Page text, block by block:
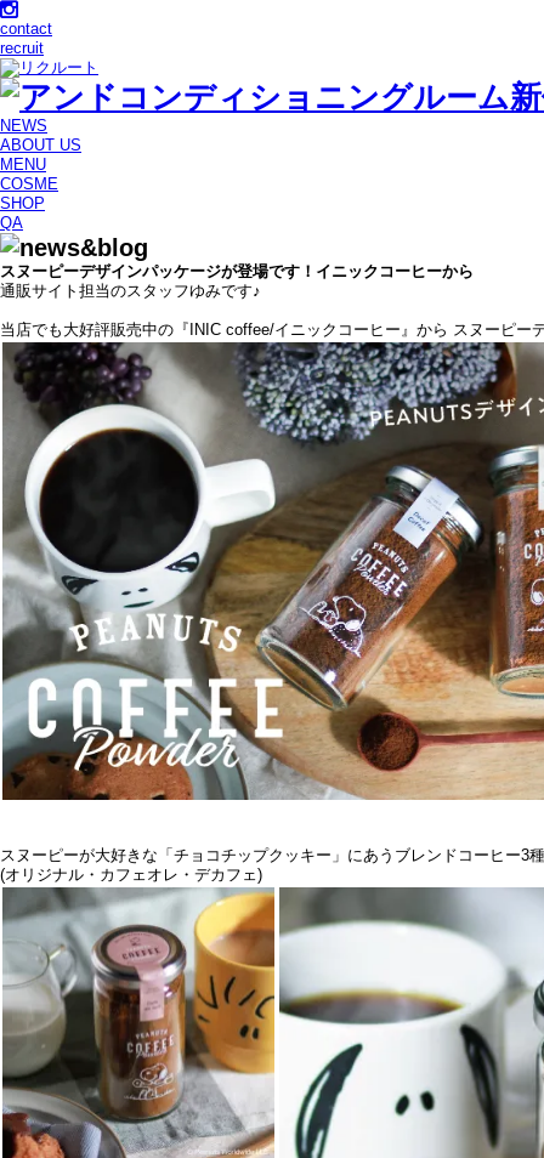
contact
recruit
NEWS
ABOUT US
MENU
COSME
SHOP
QA
スヌーピーデザインパッケージが登場です！イニックコーヒーから
通販サイト担当のスタッフゆみです♪
当店でも大好評販売中の『INIC coffee/イニックコーヒー』から スヌーピー
スヌーピーが大好きな「チョコチップクッキー」にあうブレンドコーヒー3
(オリジナル・カフェオレ・デカフェ)